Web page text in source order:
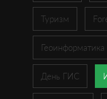
Туризм
Геоинформатика
День ГИС